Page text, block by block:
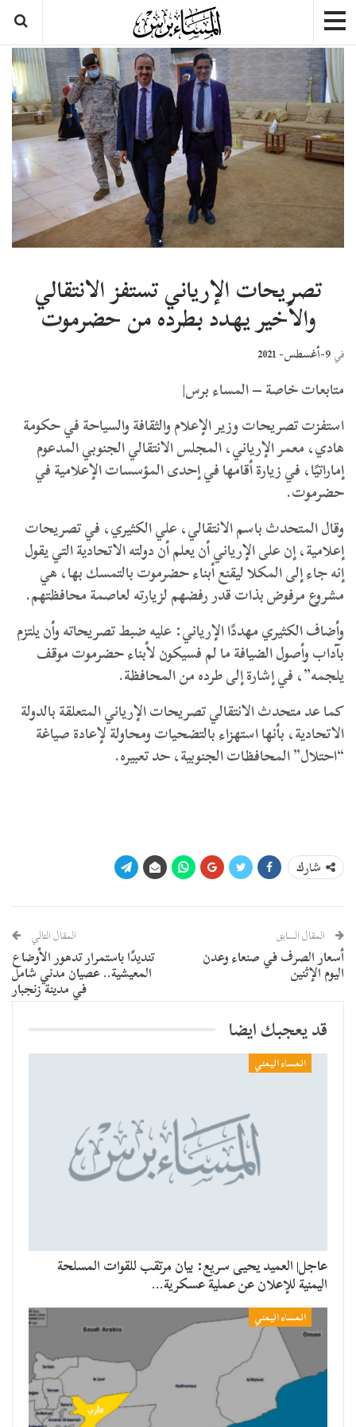
تصريحات الإرياني تستفز الانتقالي
والأخير يهدد بطرده من حضرموت
في 9-أغسطس- 2021
متابعات خاصة – المساء برس|
استفزت تصريحات وزير الإعلام والثقافة والسياحة في حكومة
هادي، معمر الإرياني، المجلس الانتقالي الجنوبي المدعوم
إماراتيًا، في زيارة أقامها في إحدى المؤسسات الإعلامية في
حضرموت.
وقال المتحدث باسم الانتقالي، علي الكثيري، في تصريحات
إعلامية، إن على الإرياني أن يعلم أن دولته الاتحادية التي يقول
إنه جاء إلى المكلا ليقنع أبناء حضرموت بالتمسك بها، هي
مشروع مرفوض بذات قدر رفضهم لزيارته لعاصمة محافظتهم.
وأضاف الكثيري مهددًا الإرياني: عليه ضبط تصريحاته وأن يلتزم
بآداب وأصول الضيافة ما لم فسيكون لأبناء حضرموت موقف
يلجمه”، في إشارة إلى طرده من المحافظة.
كما عد متحدث الانتقالي تصريحات الإرياني المتعلقة بالدولة
الاتحادية، بأنها استهزاء بالتضحيات ومحاولة لإعادة صياغة
“احتلال” المحافظات الجنوبية، حد تعبيره.
شارك
المقال السابق
أسعار الصرف في صنعاء وعدن
اليوم الإثنين
المقال التالي
تنديدًا باستمرار تدهور الأوضاع
المعيشية.. عصيان مدني شامل
في مدينة زنجبار
قد يعجبك ايضا
المساء اليمني
عاجل| العميد يحيى سريع: بيان مرتقب للقوات المسلحة
اليمنية للإعلان عن عملية عسكرية…
المساء اليمني